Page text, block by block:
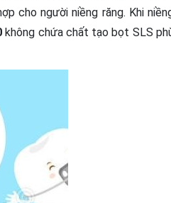
cho người niềng răng. Khi
không chứa chất tạo bọt SLS